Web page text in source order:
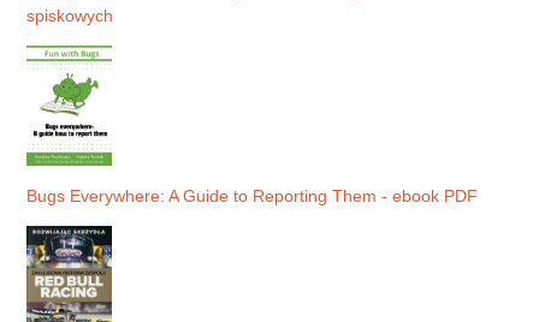
spiskowych
Bugs Everywhere: A Guide to Reporting Them - ebook PDF